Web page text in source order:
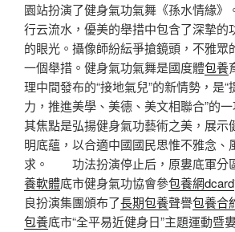
園站扮演了健身氣功氣舞《孫水情緣》
行云流水，優美的舉措中包含了深摯的
的眼光。攝像師紛紜爭搶鏡頭，不雅眾
一個舉措。健身氣功氣舞是國度體包養
理中間發布的“接地氣兒”的新情勢，是
力，推進美學、美德、美文相聯合”的
其焦點是弘揚健身氣功藝術之美，展示
明底蘊，以合適中國國民思惟不雅念、
求。 功法扮演停止后，原婁底軍分
養軟體底市健身氣功協會參包養網dcard
良扮演集團頒布了長期包養聲譽包養合
包養底市“全平易近健身日”主題運動暨